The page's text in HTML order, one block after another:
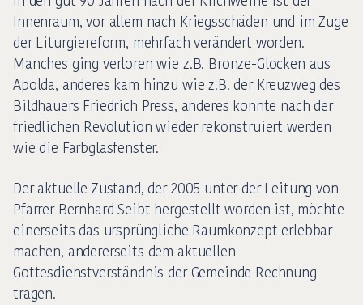
Innenraum, vor allem nach Kriegsschäden und im Zuge
der Liturgiereform, mehrfach verändert worden.
Manches ging verloren wie z.B. Bronze-Glocken aus
Apolda, anderes kam hinzu wie z.B. der Kreuzweg des
Bildhauers Friedrich Press, anderes konnte nach der
friedlichen Revolution wieder rekonstruiert werden
wie die Farbglasfenster.
Der aktuelle Zustand, der 2005 unter der Leitung von
Pfarrer Bernhard Seibt hergestellt worden ist, möchte
einerseits das ursprüngliche Raumkonzept erlebbar
machen, andererseits dem aktuellen
Gottesdienstverständnis der Gemeinde Rechnung
tragen.